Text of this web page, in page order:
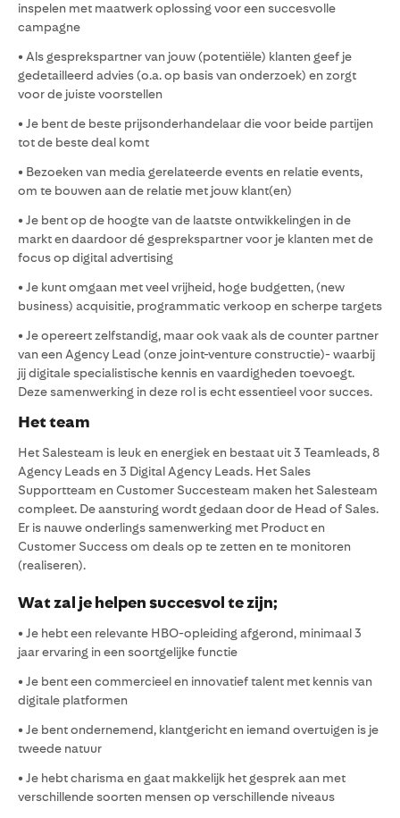
inspelen met maatwerk oplossing voor een succesvolle
campagne
• Als gesprekspartner van jouw (potentiële) klanten geef je
gedetailleerd advies (o.a. op basis van onderzoek) en zorgt
voor de juiste voorstellen
• Je bent de beste prijsonderhandelaar die voor beide partijen
tot de beste deal komt
• Bezoeken van media gerelateerde events en relatie events,
om te bouwen aan de relatie met jouw klant(en)
• Je bent op de hoogte van de laatste ontwikkelingen in de
markt en daardoor dé gesprekspartner voor je klanten met de
focus op digital advertising
• Je kunt omgaan met veel vrijheid, hoge budgetten, (new
business) acquisitie, programmatic verkoop en scherpe targets
• Je opereert zelfstandig, maar ook vaak als de counter partner
van een Agency Lead (onze joint-venture constructie)- waarbij
jij digitale specialistische kennis en vaardigheden toevoegt.
Deze samenwerking in deze rol is echt essentieel voor succes.
Het team
Het Salesteam is leuk en energiek en bestaat uit 3 Teamleads, 8
Agency Leads en 3 Digital Agency Leads. Het Sales
Supportteam en Customer Succesteam maken het Salesteam
compleet. De aansturing wordt gedaan door de Head of Sales.
Er is nauwe onderlings samenwerking met Product en
Customer Success om deals op te zetten en te monitoren
(realiseren).
Wat zal je helpen succesvol te zijn;
• Je hebt een relevante HBO-opleiding afgerond, minimaal 3
jaar ervaring in een soortgelijke functie
• Je bent een commercieel en innovatief talent met kennis van
digitale platformen
• Je bent ondernemend, klantgericht en iemand overtuigen is je
tweede natuur
• Je hebt charisma en gaat makkelijk het gesprek aan met
verschillende soorten mensen op verschillende niveaus